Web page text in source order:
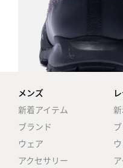
メンズ
新着アイテム
ブランド
ウェア
アクセサリー